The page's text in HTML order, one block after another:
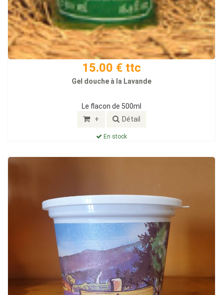
15.00 € ttc
Gel douche à la Lavande
Le flacon de 500ml
+ Détail
En stock